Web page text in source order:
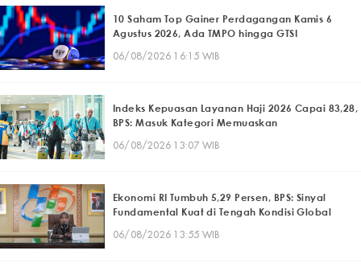
10 Saham Top Gainer Perdagangan Kamis 6
Agustus 2026, Ada TMPO hingga GTSI
06/08/2026 16:15 WIB
Indeks Kepuasan Layanan Haji 2026 Capai 83,28,
BPS: Masuk Kategori Memuaskan
06/08/2026 13:07 WIB
Ekonomi RI Tumbuh 5,29 Persen, BPS: Sinyal
Fundamental Kuat di Tengah Kondisi Global
06/08/2026 13:55 WIB